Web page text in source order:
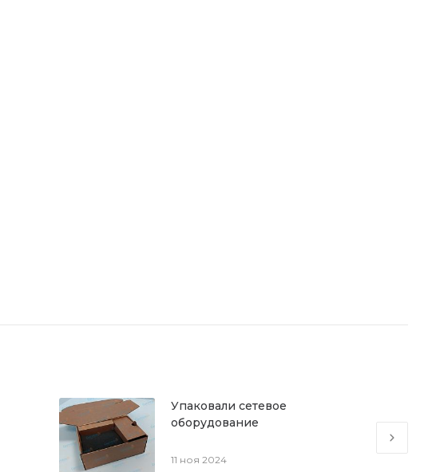
Упаковали сетевое
оборудование
11 ноя 2024